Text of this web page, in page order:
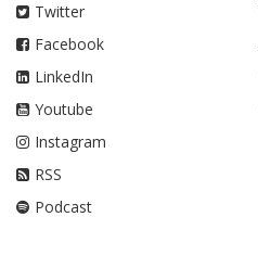
Twitter
Facebook
LinkedIn
Youtube
Instagram
RSS
Podcast